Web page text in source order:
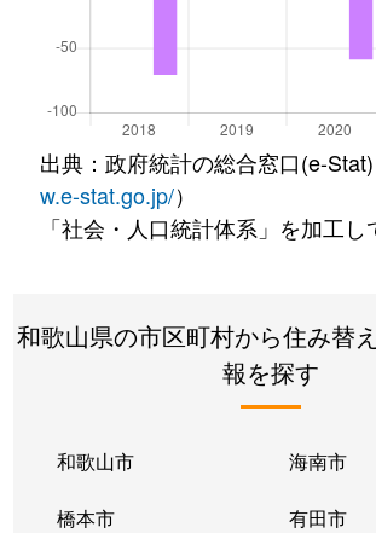
出典：政府統計の総合窓口(e-Stat)
w.e-stat.go.jp/）
「社会・人口統計体系」を加工し
和歌山県の市区町村から住み替
報を探す
和歌山市 海南市
橋本市 有田市